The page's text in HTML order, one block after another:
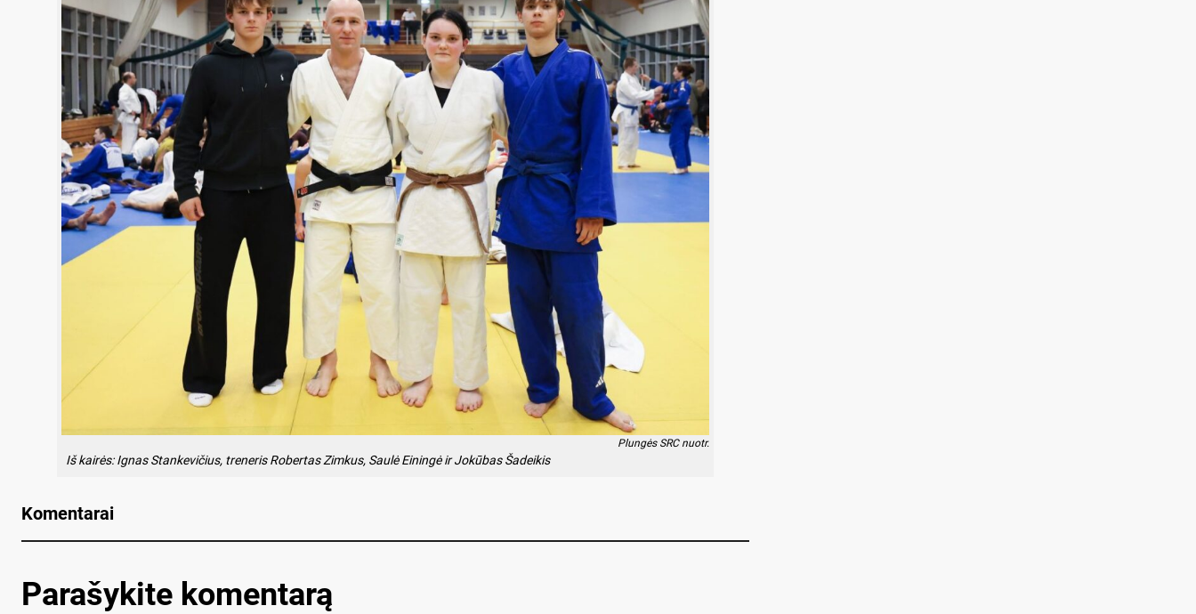
Plungės SRC nuotr.
Iš kairės: Ignas Stankevičius, treneris Robertas Zimkus, Saulė Einingė ir Jokūbas Šadeikis
Komentarai
Parašykite komentarą